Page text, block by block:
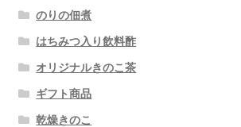
のりの佃煮
はちみつ入り飲料酢
オリジナルきのこ茶
ギフト商品
乾燥きのこ